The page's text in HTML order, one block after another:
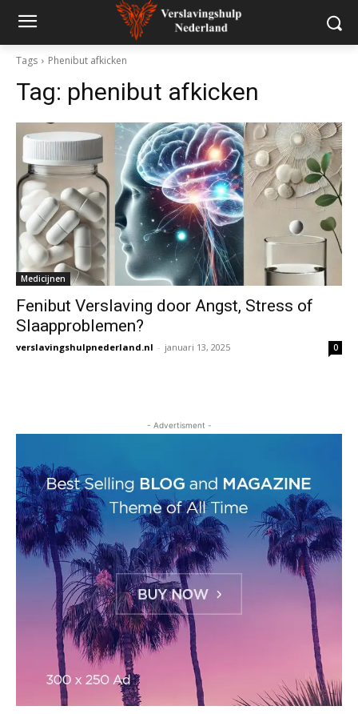
Tags Phenibut afkicken
Tag: phenibut afkicken
Medicijnen
Fenibut Verslaving door Angst, Stress of
Slaapproblemen?
verslavingshulpnederland.nl - januari 13, 2025 0
- Advertisment -